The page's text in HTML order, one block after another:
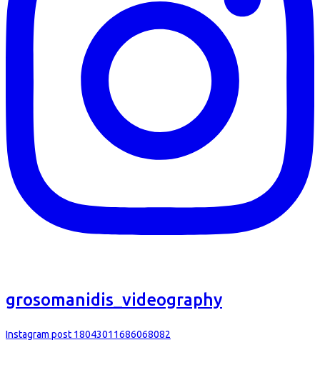
grosomanidis_videography
Instagram post 18043011686068082